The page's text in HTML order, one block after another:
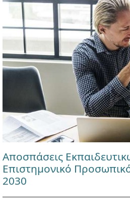
Αποσπάσεις
Επιστημονικό
2030